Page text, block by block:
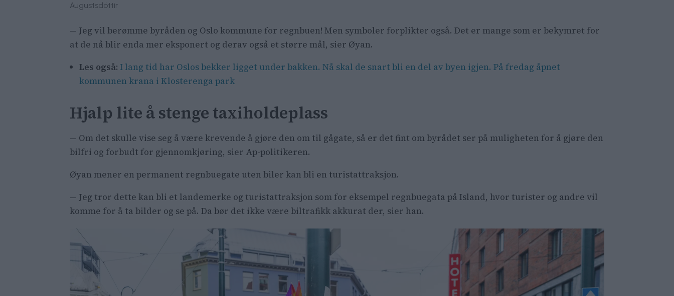
Augustsdóttir
— Jeg vil berømme byråden og Oslo kommune for regnbuen! Men symboler forplikter også. Det er mange som er bekymret for
at de nå blir enda mer eksponert og derav også et større mål, sier Øyan.
Les også: I lang tid har Oslos bekker ligget under bakken. Nå skal de snart bli en del av byen igjen. På fredag åpnet
kommunen krana i Klosterenga park
Hjalp lite å stenge taxiholdeplass
— Om det skulle vise seg å være krevende å gjøre den om til gågate, så er det fint om byrådet ser på muligheten for å gjøre den
bilfri og forbudt for gjennomkjøring, sier Ap-politikeren.
Øyan mener en permanent regnbuegate uten biler kan bli en turistattraksjon.
— Jeg tror dette kan bli et landemerke og turistattraksjon som for eksempel regnbuegata på Island, hvor turister og andre vil
komme for å ta bilder og se på. Da bør det ikke være biltrafikk akkurat der, sier han.